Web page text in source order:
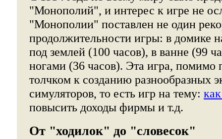
"Монополий", и интерес к игре не
"Монополии" поставлен не один
продолжительности игры: в домике
под землей (100 часов), в ванне (99
ногами (36 часов). Эта игра, помимо
толчком к созданию разнообразных
симуляторов, то есть игр на тему:
повысить доходы фирмы и т.д.
От "ходилок" до "словесок"